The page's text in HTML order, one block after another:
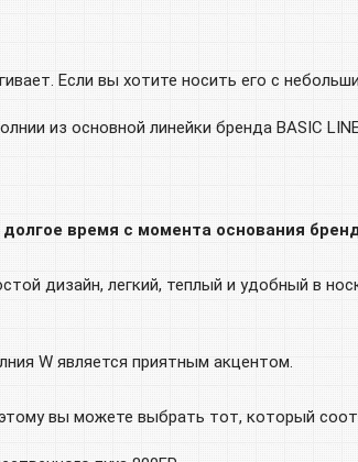
Если вы хотите носить его с
из основной линейки бренда BASIC
время с момента основания
дизайн, легкий, теплый и удобный в
W является приятным акцентом.
вы можете выбрать тот, который